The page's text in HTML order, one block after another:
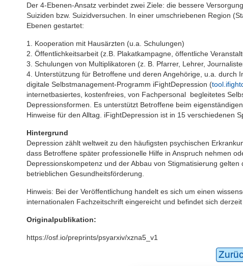
Der 4-Ebenen-Ansatz verbindet zwei Ziele: die bessere
Suiziden bzw. Suizidversuchen. In einer umschriebenen Region
Ebenen gestartet:
1. Kooperation mit Hausärzten (u.a. Schulungen)
2. Öffentlichkeitsarbeit (z.B. Plakatkampagne, öffentliche
3. Schulungen von Multiplikatoren (z. B. Pfarrer, Lehrer,
4. Unterstützung für Betroffene und deren Angehörige, u.a.
digitale Selbstmanagement-Programm iFightDepression (
internetbasiertes, kostenfreies, von Fachpersonal begleitetes
Depressionsformen. Es unterstützt Betroffene beim
Hinweise für den Alltag. iFightDepression ist in 15 verschiedenen
Hintergrund
Depression zählt weltweit zu den häufigsten psychischen
dass Betroffene später professionelle Hilfe in Anspruch nehmen
Depressionskompetenz und der Abbau von Stigmatisierung
betrieblichen Gesundheitsförderung.
Hinweis: Bei der Veröffentlichung handelt es sich um einen
internationalen Fachzeitschrift eingereicht und befindet sich
Originalpublikation:
https://osf.io/preprints/psyarxiv/xzna5_v1